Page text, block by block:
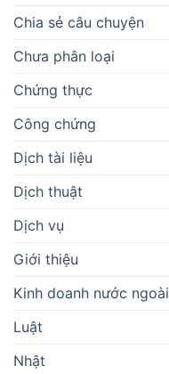
Chia sẻ câu chuyện
Chưa phân loại
Chứng thực
Công chứng
Dịch tài liệu
Dịch thuật
Dịch vụ
Giới thiệu
Kinh doanh nước ngoài
Luật
Nhật